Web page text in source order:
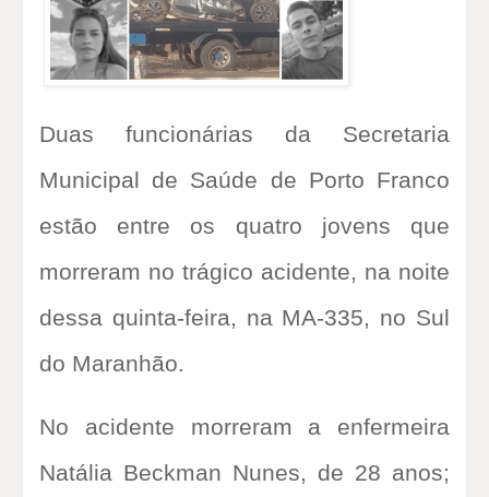
Duas funcionárias da Secretaria
Municipal de Saúde de Porto Franco
estão entre os quatro jovens que
morreram no trágico acidente, na noite
dessa quinta-feira, na MA-335, no Sul
do Maranhão.
No acidente morreram a enfermeira
Natália Beckman Nunes, de 28 anos;